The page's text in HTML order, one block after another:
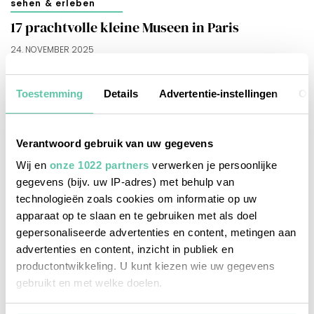
Toestemming Details Advertentie-instellingen
Verantwoord gebruik van uw gegevens
Wij en onze 1022 partners verwerken je persoonlijke
gegevens (bijv. uw IP-adres) met behulp van
technologieën zoals cookies om informatie op uw
apparaat op te slaan en te gebruiken met als doel
gepersonaliseerde advertenties en content, metingen aan
advertenties en content, inzicht in publiek en
productontwikkeling. U kunt kiezen wie uw gegevens
gebruikt en met welke doelen.
sehen & erleben
17 prachtvolle kleine Museen in Paris
24. NOVEMBER 2025